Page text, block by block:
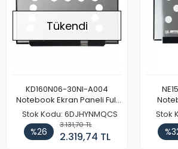
Tükendi
KD160N06-30NI-A004
Notebook Ekran Paneli Full
HD
Stok Kodu: 6DJHYNMQCS
%26
3.131,70 TL
2.319,74 TL
Stok